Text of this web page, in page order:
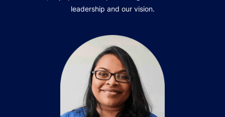
leadership and our vision.